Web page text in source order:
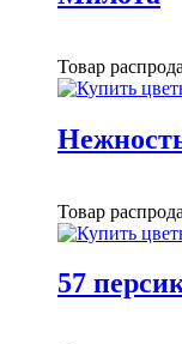
Товар
Товар
57